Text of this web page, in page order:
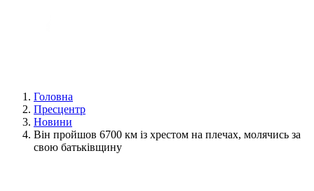
Головна
Пресцентр
Новини
Він пройшов 6700 км із хрестом на плечах, молячись за
свою батьківщину